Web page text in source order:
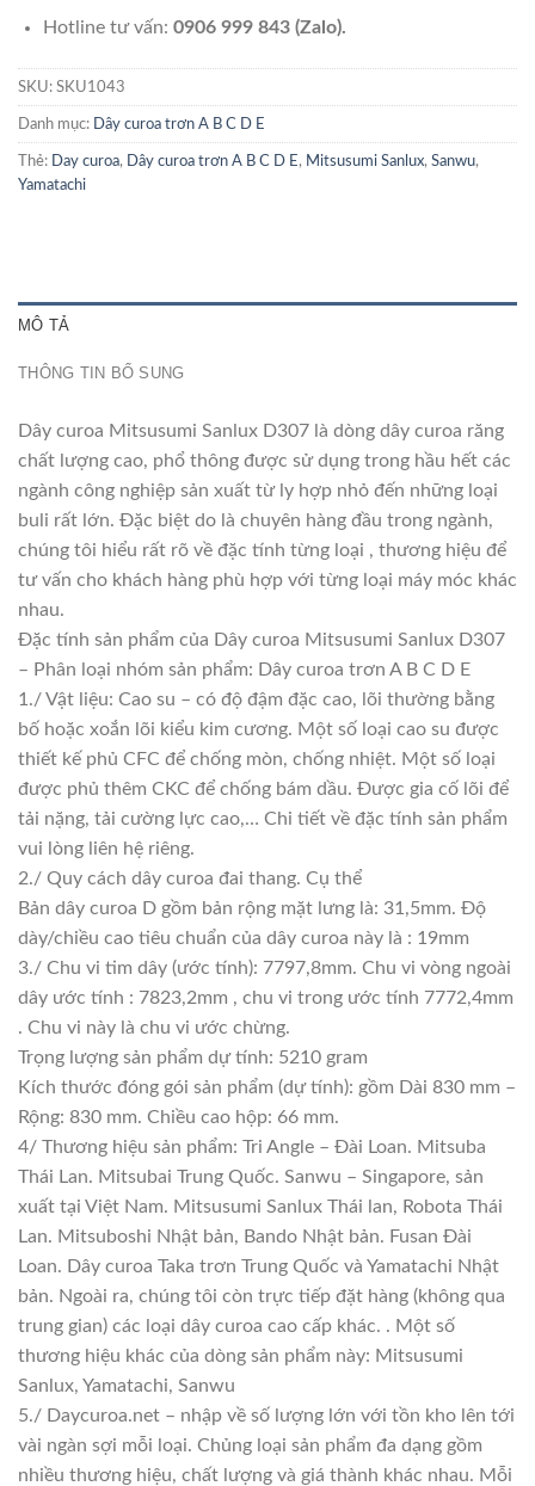
Hotline tư vấn: 0906 999 843 (Zalo).
SKU: SKU1043
Danh mục: Dây curoa trơn A B C D E
Thẻ: Day curoa, Dây curoa trơn A B C D E , Mitsusumi Sanlux, Sanwu,
Yamatachi
MÔ TẢ
THÔNG TIN BỔ SUNG
Dây curoa Mitsusumi Sanlux D307 là dòng dây curoa răng
chất lượng cao, phổ thông được sử dụng trong hầu hết các
ngành công nghiệp sản xuất từ ly hợp nhỏ đến những loại
buli rất lớn. Đặc biệt do là chuyên hàng đầu trong ngành,
chúng tôi hiểu rất rõ về đặc tính từng loại , thương hiệu để
tư vấn cho khách hàng phù hợp với từng loại máy móc khác
nhau.
Đặc tính sản phẩm của Dây curoa Mitsusumi Sanlux D307
– Phân loại nhóm sản phẩm: Dây curoa trơn A B C D E
1./ Vật liệu: Cao su – có độ đậm đặc cao, lõi thường bằng
bố hoặc xoắn lõi kiểu kim cương. Một số loại cao su được
thiết kế phủ CFC để chống mòn, chống nhiệt. Một số loại
được phủ thêm CKC để chống bám dầu. Được gia cố lõi để
tải nặng, tải cường lực cao,… Chi tiết về đặc tính sản phẩm
vui lòng liên hệ riêng.
2./ Quy cách dây curoa đai thang. Cụ thể
Bản dây curoa D gồm bản rộng mặt lưng là: 31,5mm. Độ
dày/chiều cao tiêu chuẩn của dây curoa này là : 19mm
3./ Chu vi tim dây (ước tính): 7797,8mm. Chu vi vòng ngoài
dây ước tính : 7823,2mm , chu vi trong ước tính 7772,4mm
. Chu vi này là chu vi ước chừng.
Trọng lượng sản phẩm dự tính: 5210 gram
Kích thước đóng gói sản phẩm (dự tính): gồm Dài 830 mm –
Rộng: 830 mm. Chiều cao hộp: 66 mm.
4/ Thương hiệu sản phẩm: Tri Angle – Đài Loan. Mitsuba
Thái Lan. Mitsubai Trung Quốc. Sanwu – Singapore, sản
xuất tại Việt Nam. Mitsusumi Sanlux Thái lan, Robota Thái
Lan. Mitsuboshi Nhật bản, Bando Nhật bản. Fusan Đài
Loan. Dây curoa Taka trơn Trung Quốc và Yamatachi Nhật
bản. Ngoài ra, chúng tôi còn trực tiếp đặt hàng (không qua
trung gian) các loại dây curoa cao cấp khác. . Một số
thương hiệu khác của dòng sản phẩm này: Mitsusumi
Sanlux, Yamatachi, Sanwu
5./ Daycuroa.net – nhập về số lượng lớn với tồn kho lên tới
vài ngàn sợi mỗi loại. Chủng loại sản phẩm đa dạng gồm
nhiều thương hiệu, chất lượng và giá thành khác nhau. Mỗi